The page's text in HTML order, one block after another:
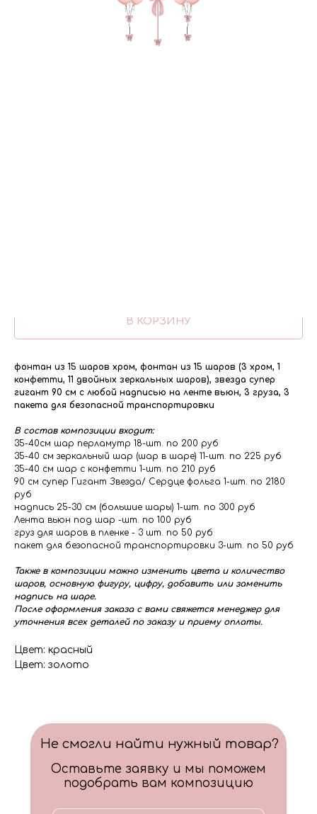
В КОРЗИНУ
фонтан из 15 шаров хром, фонтан из 15 шаров (3 хром, 1
конфетти, 11 двойных зеркальных шаров), звезда супер
гигант 90 см с любой надписью на ленте вьюн, 3 груза, 3
пакета для безопасной транспортировки
В состав композиции входит:
35-40см шар перламутр 18-шт. по 200 руб
35-40 см зеркальный шар (шар в шаре) 11-шт. по 225 руб
35-40 см шар с конфетти 1-шт. по 210 руб
90 см супер Гигант Звезда/ Сердце фольга 1-шт. по 2180
руб
надпись 25-30 см (большие шары) 1-шт. по 300 руб
Лента вьюн под шар -шт. по 100 руб
груз для шаров в пленке - 3 шт. по 50 руб
пакет для безопасной транспортировки 3-шт. по 50 руб
Также в композиции можно изменить цвета и количество
шаров, основную фигуру, цифру, добавить или заменить
надпись на шаре.
После оформления заказа с вами свяжется менеджер для
уточнения всех деталей по заказу и приему оплаты.
Цвет: красный
Цвет: золото
Не смогли найти нужный товар?
Оставьте заявку и мы поможем
подобрать вам композицию